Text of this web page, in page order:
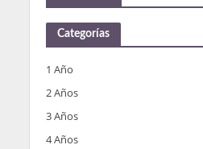
Categorías
1 Año
2 Años
3 Años
4 Años